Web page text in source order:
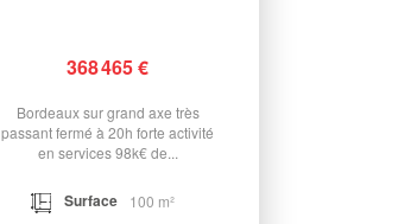
368 465 €
Bordeaux sur grand axe très
passant fermé à 20h forte activité
en services 98k€ de...
Surface 100 m²